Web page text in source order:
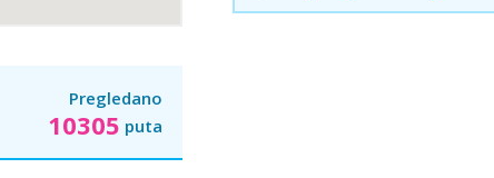
Pregledano
10305 puta